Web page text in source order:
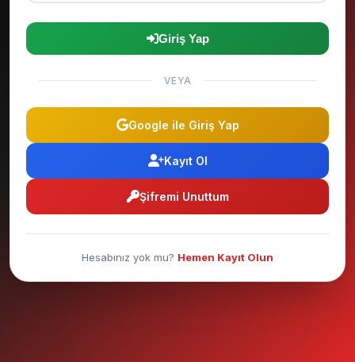
Giriş Yap
VEYA
Google ile Giriş Yap
Kayıt Ol
Şifremi Unuttum
Hesabınız yok mu? Hemen Kayıt Olun